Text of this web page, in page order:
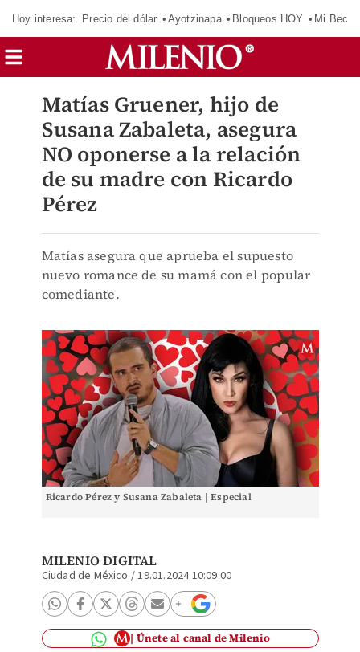
Hoy interesa: Precio del dólar Ayotzinapa Bloqueos HOY Mi Beca
Matías Gruener, hijo de
Susana Zabaleta, asegura
NO oponerse a la relación
de su madre con Ricardo
Pérez
Matías asegura que aprueba el supuesto
nuevo romance de su mamá con el popular
comediante.
Ricardo Pérez y Susana Zabaleta | Especial
MILENIO DIGITAL
Ciudad de México /19.01.2024 10:09:00
Únete al canal de Milenio